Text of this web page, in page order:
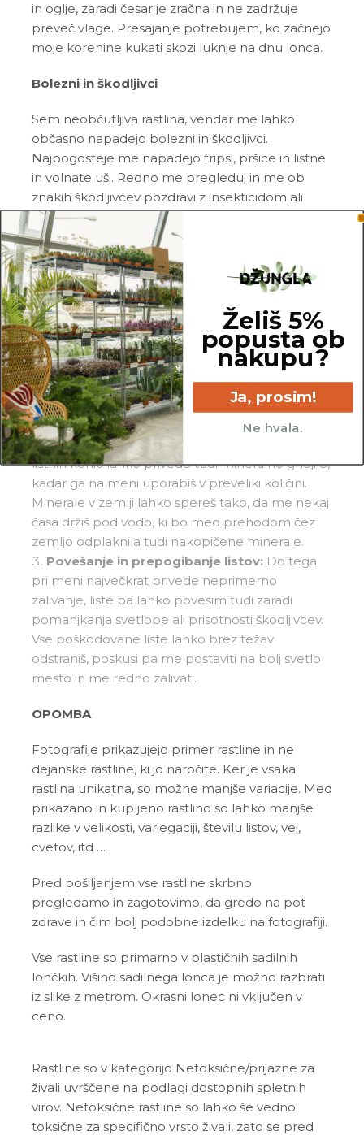
in oglje, zaradi česar je zračna in ne zadržuje
preveč vlage. Presajanje potrebujem, ko začnejo
moje korenine kukati skozi luknje na dnu lonca.
Bolezni in škodljivci
Sem neobčutljiva rastlina, vendar me lahko
občasno napadejo bolezni in škodljivci.
Najpogosteje me napadejo tripsi, pršice in listne
in volnate uši. Redno me pregleduj in me ob
znakih škodljivcev pozdravi z insekticidom ali
mešanicoNeem tonika
Pogoste težave
Rumeni listi:Liste največkrat povesim in
obarvam rumeno, ko me prepogosto zalivaš.
Prosim, da preveriš moje korenine in v primeru
gnitja porežeš vse gnile korenine ter me
presadiš v svežo in zračno zemljo.
Rjave konice na listih:
Rjave konice se
pojavijo, ko me ne zalivaš na ustrezen način. Zalij
me, ko se zgornja plast zemlje izsuši, poleg tega
pa se prepričaj, da imam zračno zemljo. Do suhih
listnih konic lahko privede tudi mineralno gnojilo,
kadar ga na meni uporabiš v preveliki količini.
Minerale v zemlji lahko spereš tako, da me nekaj
časa držiš pod vodo, ki bo med prehodom čez
zemljo odplaknila tudi nakopičene minerale.
Povešanje in prepogibanje listov: Do tega
pri meni največkrat privede neprimerno
zalivanje, liste pa lahko povesim tudi zaradi
pomanjkanja svetlobe ali prisotnosti škodljivcev.
Vse poškodovane liste lahko brez težav
odstraniš, poskusi pa me postaviti na bolj svetlo
mesto in me redno zalivati.
OPOMBA
Fotografije prikazujejo primer rastline in ne
dejanske rastline, ki jo naročite. Ker je vsaka
rastlina unikatna, so možne manjše variacije. Med
prikazano in kupljeno rastlino so lahko manjše
razlike v velikosti, variegaciji, številu listov, vej,
cvetov, itd …
Pred pošiljanjem vse rastline skrbno
pregledamo in zagotovimo, da gredo na pot
zdrave in čim bolj podobne izdelku na fotografiji.
Vse rastline so primarno v plastičnih sadilnih
lončkih. Višino sadilnega lonca je možno razbrati
iz slike z metrom. Okrasni lonec ni vključen v
ceno.
Rastline so v kategorijo Netoksične/prijazne za
živali uvrščene na podlagi dostopnih spletnih
virov. Netoksične rastline so lahko še vedno
toksične za specifično vrsto živali, zato se pred
Želiš 5%
popusta ob
nakupu?
Ja, prosim!
Ne hvala.